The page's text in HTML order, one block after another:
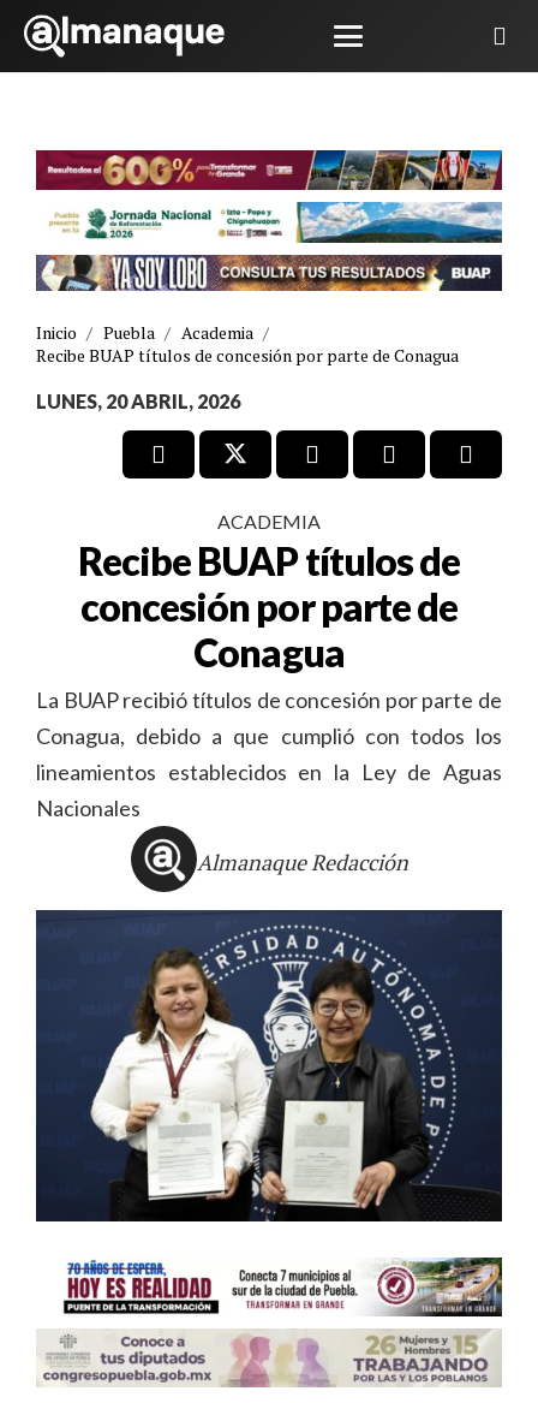
Inicio / Puebla / Academia /
Recibe BUAP títulos de concesión por parte de Conagua
LUNES, 20 ABRIL, 2026
ACADEMIA
Recibe BUAP títulos de
concesión por parte de
Conagua
La BUAP recibió títulos de concesión por parte de
Conagua, debido a que cumplió con todos los
lineamientos establecidos en la Ley de Aguas
Nacionales
Almanaque Redacción